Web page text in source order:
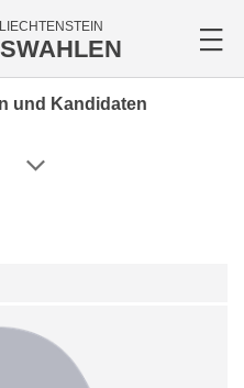
und Kandidaten